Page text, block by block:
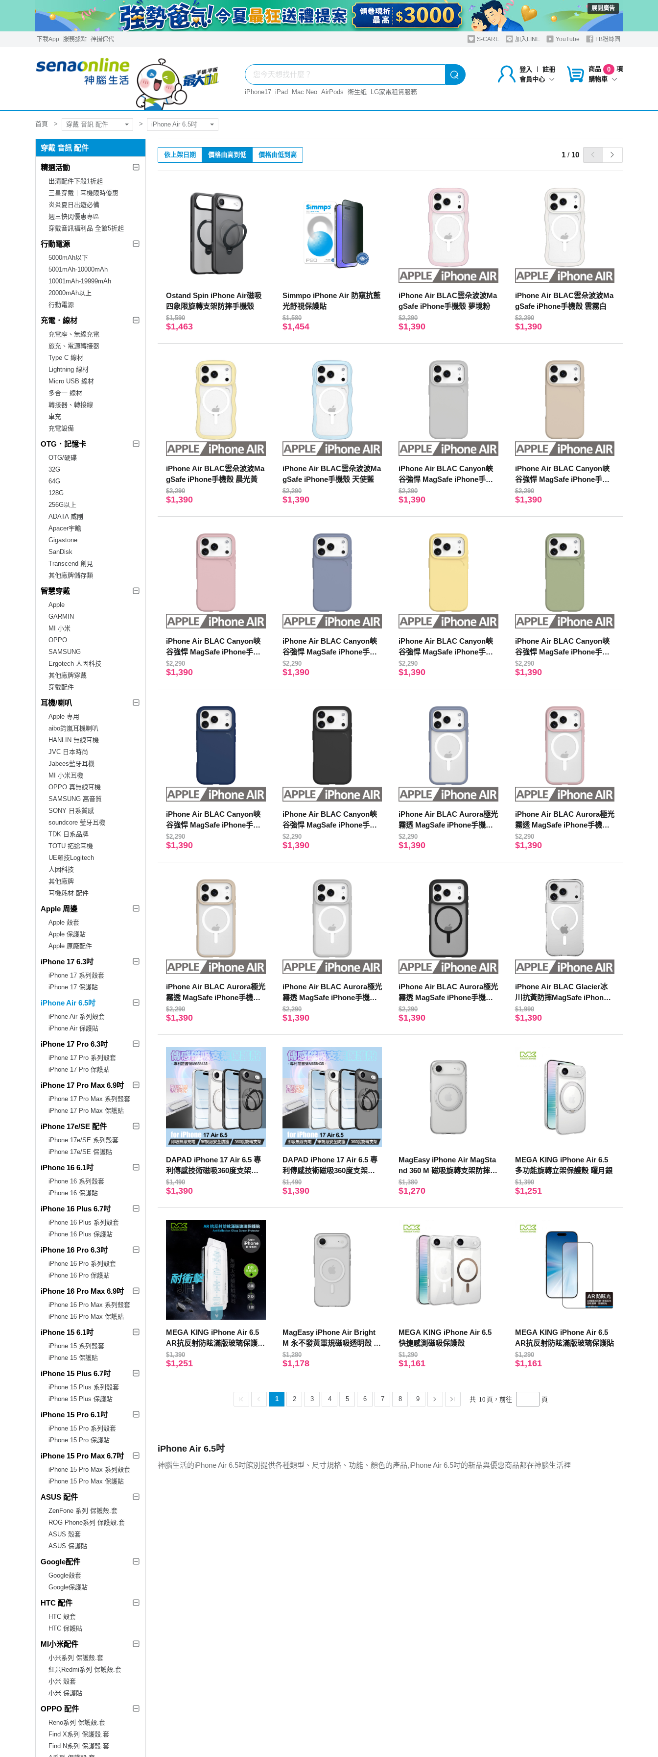
展開廣告
下載App 服務據點 神揚保代 S-CARE 加入LINE YouTube FB粉絲團
登入 ︱
註冊
會員中心
商品 0
項
購物車
iPhone17 iPad Mac Neo AirPods 衛生紙 LG家電租賃服務
首頁 穿戴 音訊 配件 iPhone Air 6.5吋
穿戴 音訊 配件
精選活動
出清配件下殺1折起
三星穿戴｜耳機限時優惠
炎炎夏日出遊必備
週三快閃優惠專區
穿戴音訊福利品 全館5折起
行動電源
5000mAh以下
5001mAh-10000mAh
10001mAh-19999mAh
20000mAh以上
行動電源
充電．線材
充電座、無線充電
旅充、電源轉接器
Type C 線材
Lightning 線材
Micro USB 線材
多合一 線材
轉接器、轉接線
車充
充電設備
OTG．記憶卡
OTG/硬碟
32G
64G
128G
256G以上
ADATA 威剛
Apacer宇瞻
Gigastone
SanDisk
Transcend 創見
其他廠牌儲存類
智慧穿戴
Apple
GARMIN
MI 小米
OPPO
SAMSUNG
Ergotech 人因科技
其他廠牌穿戴
穿戴配件
耳機/喇叭
Apple 專用
aibo鈞嵐耳機喇叭
HANLIN 無線耳機
JVC 日本時尚
Jabees藍牙耳機
MI 小米耳機
OPPO 真無線耳機
SAMSUNG 高音質
SONY 日系質感
soundcore 藍牙耳機
TDK 日系品牌
TOTU 拓途耳機
UE羅技Logitech
人因科技
其他廠牌
耳機耗材.配件
Apple 周邊
Apple 殼套
Apple 保護貼
Apple 原廠配件
iPhone 17 6.3吋
iPhone 17 系列殼套
iPhone 17 保護貼
iPhone Air 6.5吋
iPhone Air 系列殼套
iPhone Air 保護貼
iPhone 17 Pro 6.3吋
iPhone 17 Pro 系列殼套
iPhone 17 Pro 保護貼
iPhone 17 Pro Max 6.9吋
iPhone 17 Pro Max 系列殼套
iPhone 17 Pro Max 保護貼
iPhone 17e/SE 配件
iPhone 17e/SE 系列殼套
iPhone 17e/SE 保護貼
iPhone 16 6.1吋
iPhone 16 系列殼套
iPhone 16 保護貼
iPhone 16 Plus 6.7吋
iPhone 16 Plus 系列殼套
iPhone 16 Plus 保護貼
iPhone 16 Pro 6.3吋
iPhone 16 Pro 系列殼套
iPhone 16 Pro 保護貼
iPhone 16 Pro Max 6.9吋
iPhone 16 Pro Max 系列殼套
iPhone 16 Pro Max 保護貼
iPhone 15 6.1吋
iPhone 15 系列殼套
iPhone 15 保護貼
iPhone 15 Plus 6.7吋
iPhone 15 Plus 系列殼套
iPhone 15 Plus 保護貼
iPhone 15 Pro 6.1吋
iPhone 15 Pro 系列殼套
iPhone 15 Pro 保護貼
iPhone 15 Pro Max 6.7吋
iPhone 15 Pro Max 系列殼套
iPhone 15 Pro Max 保護貼
ASUS 配件
ZenFone 系列 保護殼.套
ROG Phone系列 保護殼.套
ASUS 殼套
ASUS 保護貼
Google配件
Google殼套
Google保護貼
HTC 配件
HTC 殼套
HTC 保護貼
MI小米配件
小米系列 保護殼.套
紅米Redmi系列 保護殼.套
小米 殼套
小米 保護貼
OPPO 配件
Reno系列 保護殼.套
Find X系列 保護殼.套
Find N系列 保護殼.套
依上架日期 價格由高到低 價格由低到高 1 / 10
Ostand Spin iPhone Air磁吸
四象限旋轉支架防摔手機殼
$1,590
$1,463
Simmpo iPhone Air 防窺抗藍
光舒視保護貼
$1,580
$1,454
iPhone Air BLAC雲朵波波Ma
gSafe iPhone手機殼 夢境粉
$2,290
$1,390
iPhone Air BLAC雲朵波波Ma
gSafe iPhone手機殼 雲霧白
$2,290
$1,390
iPhone Air BLAC雲朵波波Ma
gSafe iPhone手機殼 晨光黃
$2,290
$1,390
iPhone Air BLAC雲朵波波Ma
gSafe iPhone手機殼 天使藍
$2,290
$1,390
iPhone Air BLAC Canyon峽
谷強悍 MagSafe iPhone手機
殼 迷霧灰
$2,290
$1,390
iPhone Air BLAC Canyon峽
谷強悍 MagSafe iPhone手機
殼 燕麥奶
$2,290
$1,390
iPhone Air BLAC Canyon峽
谷強悍 MagSafe iPhone手機
殼 濛濛粉
$2,290
$1,390
iPhone Air BLAC Canyon峽
谷強悍 MagSafe iPhone手機
殼 霧藍紫
$2,290
$1,390
iPhone Air BLAC Canyon峽
谷強悍 MagSafe iPhone手機
殼 奶油黃
$2,290
$1,390
iPhone Air BLAC Canyon峽
谷強悍 MagSafe iPhone手機
殼 春芽綠
$2,290
$1,390
iPhone Air BLAC Canyon峽
谷強悍 MagSafe iPhone手機
殼 海軍藍
$2,290
$1,390
iPhone Air BLAC Canyon峽
谷強悍 MagSafe iPhone手機
殼 靜謐黑
$2,290
$1,390
iPhone Air BLAC Aurora極光
霧透 MagSafe iPhone手機殼
霧藍紫
$2,290
$1,390
iPhone Air BLAC Aurora極光
霧透 MagSafe iPhone手機殼
濛濛粉
$2,290
$1,390
iPhone Air BLAC Aurora極光
霧透 MagSafe iPhone手機殼
燕麥奶
$2,290
$1,390
iPhone Air BLAC Aurora極光
霧透 MagSafe iPhone手機殼
迷霧灰
$2,290
$1,390
iPhone Air BLAC Aurora極光
霧透 MagSafe iPhone手機殼
靜謐黑
$2,290
$1,390
iPhone Air BLAC Glacier冰
川抗黃防摔MagSafe iPhone
手機殼
$1,990
$1,390
DAPAD iPhone 17 Air 6.5 專
利傳感技術磁吸360度支架保
護殼-附相機電子按鍵-白
$1,490
$1,390
DAPAD iPhone 17 Air 6.5 專
利傳感技術磁吸360度支架保
護殼-附相機電子按鍵-黑
$1,490
$1,390
MagEasy iPhone Air MagSta
nd 360 M 磁吸旋轉支架防摔手
機殼 透明
$1,380
$1,270
MEGA KING iPhone Air 6.5
多功能旋轉立架保護殼 曜月銀
$1,390
$1,251
MEGA KING iPhone Air 6.5
AR抗反射防眩滿版玻璃保護貼
(無塵太空艙貼膜神器)
$1,390
$1,251
MagEasy iPhone Air Bright
M 永不發黃軍規磁吸透明殼 白
磁圈
$1,280
$1,178
MEGA KING iPhone Air 6.5
快捷感測磁吸保護殼
$1,290
$1,161
MEGA KING iPhone Air 6.5
AR抗反射防眩滿版玻璃保護貼
$1,290
$1,161
1 2 3 4 5 6 7 8 9 共 10 頁，前往 頁
iPhone Air 6.5吋
神腦生活的iPhone Air 6.5吋館別提供各種類型、尺寸規格、功能、顏色的產品,iPhone Air 6.5吋的新品與優惠商品都在神腦生活裡